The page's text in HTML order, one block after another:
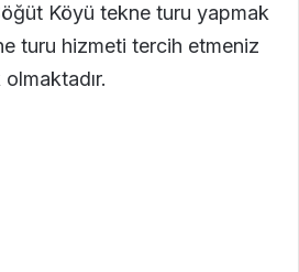
Köyü tekne turu yapmak
turu hizmeti tercih etmeniz